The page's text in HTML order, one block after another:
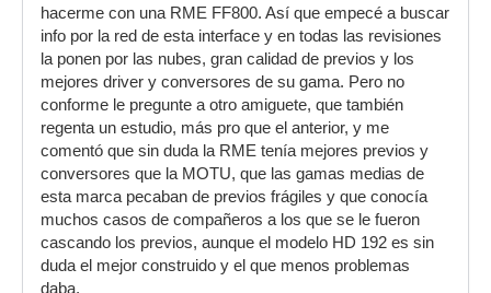
hacerme con una RME FF800. Así que empecé a buscar
info por la red de esta interface y en todas las revisiones
la ponen por las nubes, gran calidad de previos y los
mejores driver y conversores de su gama. Pero no
conforme le pregunte a otro amiguete, que también
regenta un estudio, más pro que el anterior, y me
comentó que sin duda la RME tenía mejores previos y
conversores que la MOTU, que las gamas medias de
esta marca pecaban de previos frágiles y que conocía
muchos casos de compañeros a los que se le fueron
cascando los previos, aunque el modelo HD 192 es sin
duda el mejor construido y el que menos problemas
daba.